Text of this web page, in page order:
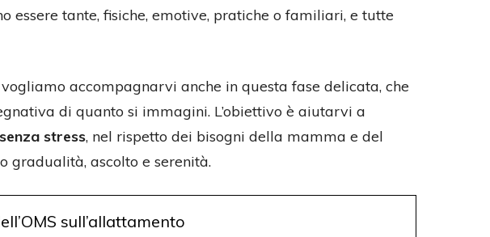
essere tante, fisiche, emotive, pratiche o familiari, e tutte
accompagnarvi anche in questa fase delicata, che
di quanto si immagini. L’obiettivo è aiutarvi a
stress, nel rispetto dei bisogni della mamma e del
gradualità, ascolto e serenità.
sull’allattamento